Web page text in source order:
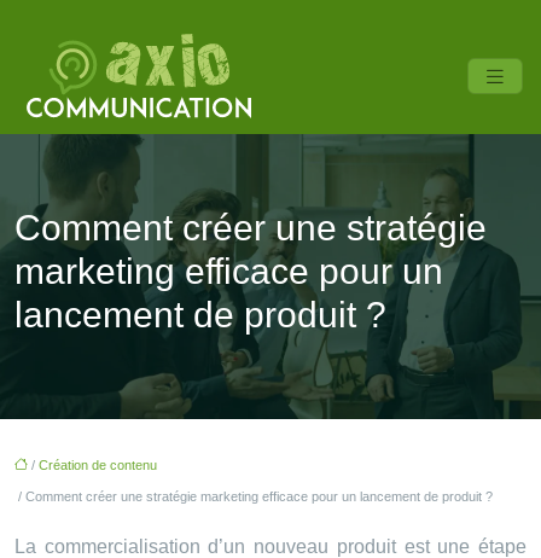
Comment créer une stratégie
marketing efficace pour un
lancement de produit ?
/ Création de contenu
/ Comment créer une stratégie marketing efficace pour un lancement de produit ?
La commercialisation d’un nouveau produit est une étape